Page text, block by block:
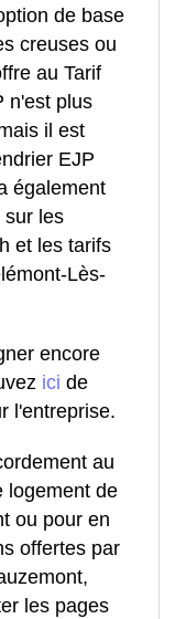
de base
creuses ou
au Tarif
n'est plus
il est
EJP
également
sur les
et les tarifs
Lès-
encore
ici de
l'entreprise.
au
logement de
ou pour en
offertes par
les pages